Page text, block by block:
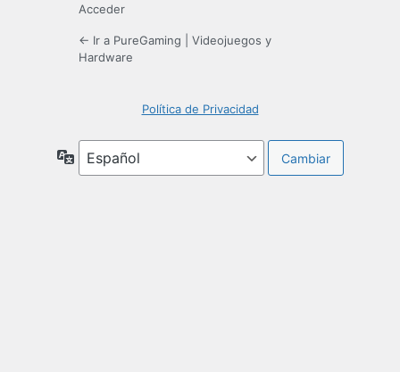
Acceder
← Ir a PureGaming | Videojuegos y
Hardware
Política de Privacidad
Idioma